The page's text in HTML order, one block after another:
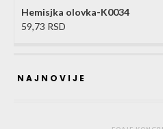
Hemisjka olovka-K0034
59,73 RSD
NAJNOVIJE